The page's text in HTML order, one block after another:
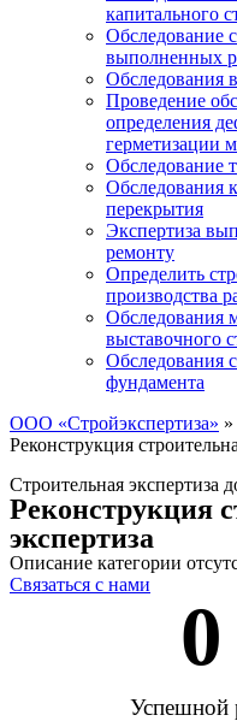
капитального
Обследование
выполненных
Обследования
Проведение
определения
герметизации
Обследование
Обследования
перекрытия
Экспертиза
ремонту
Определить
производства
Обследования
выставочного
Обследования
фундамента
ООО «Стройэкспертиза» »
Реконструкция
Строительная экспертиза
Реконструкция
экспертиза
Описание категории
Связаться с нами
0
Успешной